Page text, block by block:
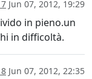
Jun 07, 2012, 19:29
in pieno.un
in difficoltà.
Jun 07, 2012, 22:35